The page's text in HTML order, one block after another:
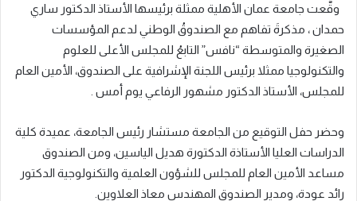
وقَّعت جامعة عمان الأهلية ممثلة برئيسها الأستاذ الدكتور ساري
حمدان ، مذكرةَ تفاهم مع الصندوقُ الوطني لدعم المؤسسات
الصغيرة والمتوسطة “نافس” التابعُ للمجلس الأعلى للعلوم
والتكنولوجيا ممثلا برئيس اللجنة الإشرافية على الصندوق، الأمين العام
للمجلس، الأستاذ الدكتور مشهور الرفاعي يوم أمس .
وحضر حفل التوقيع من الجامعة مستشار رئيس الجامعة، عميدة كلية
الدراسات العليا الأستاذة الدكتورة هديل الياسين، ومن الصندوق
مساعد الأمين العام للمجلس للشؤون العلمية والتكنولوجية الدكتور
رائد عودة، ومدير الصندوق المهندس معاذ العلاوين.